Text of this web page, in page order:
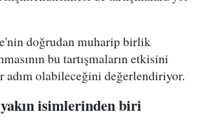
doğrudan muharip birlik
bu tartışmaların etkisini
adım olabileceğini değerlendiriyor.
isimlerinden biri